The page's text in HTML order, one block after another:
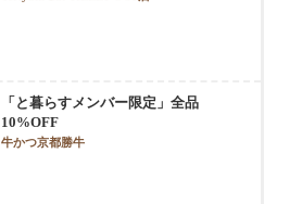
「と暮らすメンバー限定」全品
10%OFF
牛かつ京都勝牛